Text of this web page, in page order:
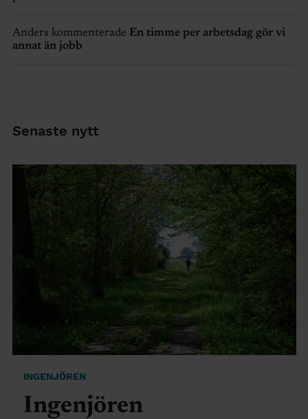
Anders kommenterade En timme per arbetsdag gör vi
annat än jobb
Senaste nytt
INGENJÖREN
Ingenjören